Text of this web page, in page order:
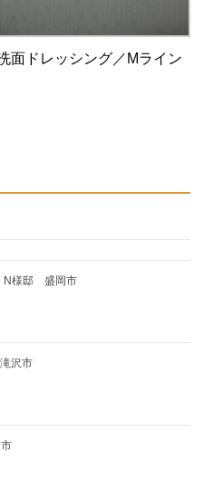
面ドレッシング／Mライン
N様邸 盛岡市
沢市